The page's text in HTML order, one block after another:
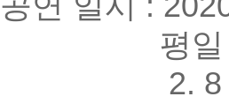
평일 오
2. 8 (토)